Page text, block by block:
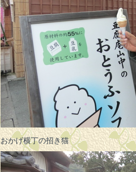
おかげ横丁の招き猫